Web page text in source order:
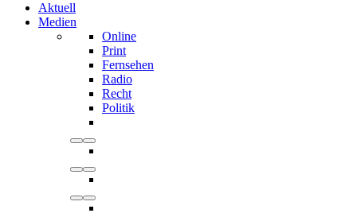
Aktuell
Medien
Online
Print
Fernsehen
Radio
Recht
Politik